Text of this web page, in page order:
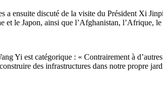
a ensuite discuté de la visite du Président Xi
et le Japon, ainsi que l’Afghanistan, l’Afrique,
Yi est catégorique : « Contrairement à
des infrastructures dans notre propre